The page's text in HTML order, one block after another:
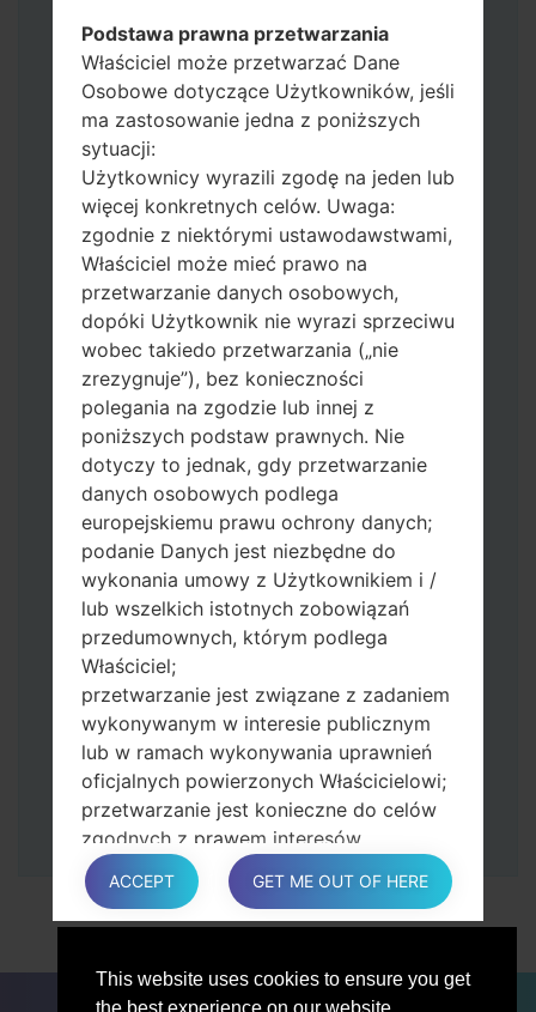
This website uses cookies to ensure you get
CSC_*** albo użyj HOME_CSC_ ***, aby
zachować wszystkie swoje dane i aplikacje.
Teraz wyłącz swój telefon i przejdź do
trybu pobierania. Jak wykonać wszystkie
metody:
Naciśnij i przytrzymaj klawisz zasilania,
przycisk zwiększania głośności i klawisz
Bixby.
Naciśnij i przytrzymaj klawisze
zwiększania i zmniejszania głośności,
następnie podłącz kabel USB.
Naciśnij i przytrzymaj klawisz zasilania,
przycisk zmniejszania głośności i klawisz
strony domowej.
Podłącz kabel USB, a następnie naciśnij i
przytrzymaj przycisk Bixby i klawisz
zmniejszania głośności.
Naciśnij i przytrzymaj klawisz zasilania i
przycisk zwiększania głośności.
Następnie podłącz urządzenie do
komputera, Odin powinien wykryć
telefon, a na ekranie pojawi się numer
portu COM.
Podaj tylko czas przywracania ustawień
fabrycznych i automatycznego
ponownego uruchamiania.
Na koniec naciśnij klawisz Start. Twój
telefon uruchomi się ponownie i odłączy
się od komputera.
PORÓWNAJ
Podstawa prawna przetwarzania
Właściciel może przetwarzać Dane
Osobowe dotyczące Użytkowników, jeśli
ma zastosowanie jedna z poniższych
sytuacji:
Użytkownicy wyrazili zgodę na jeden lub
więcej konkretnych celów. Uwaga:
zgodnie z niektórymi ustawodawstwami,
Właściciel może mieć prawo na
przetwarzanie danych osobowych,
dopóki Użytkownik nie wyrazi sprzeciwu
wobec takiedo przetwarzania („nie
zrezygnuje”), bez konieczności
polegania na zgodzie lub innej z
poniższych podstaw prawnych. Nie
dotyczy to jednak, gdy przetwarzanie
danych osobowych podlega
europejskiemu prawu ochrony danych;
podanie Danych jest niezbędne do
wykonania umowy z Użytkownikiem i /
lub wszelkich istotnych zobowiązań
przedumownych, którym podlega
Właściciel;
przetwarzanie jest związane z zadaniem
wykonywanym w interesie publicznym
lub w ramach wykonywania uprawnień
oficjalnych powierzonych Właścicielowi;
przetwarzanie jest konieczne do celów
zgodnych z prawem interesów
prowadzonej przez właściciela lub
osobę trzecią.
W każdym przypadku Właściciel z
konkretną podstawę prawną, która ma
ACCEPT GET ME OUT OF HERE